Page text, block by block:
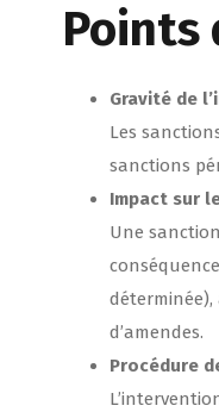
Points
Gravité de
Les
sanctions
Impact sur
Une
d’amendes.
Procédure